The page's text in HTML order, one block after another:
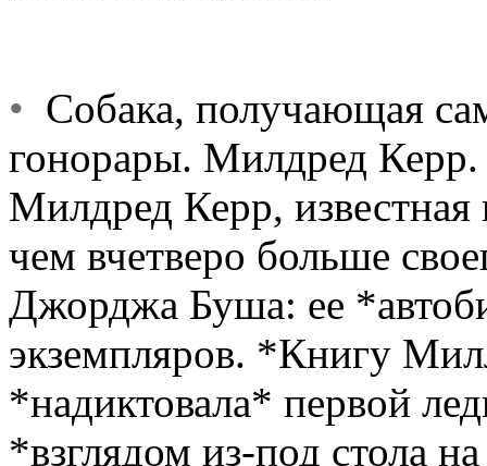
• Собака, получающая
гонорары. Милдред Керр.
Милдред Керр, известная
чем вчетверо больше
Джорджа Буша: ее
экземпляров. *Книгу
*надиктовала* первой
*взглядом из-под стола